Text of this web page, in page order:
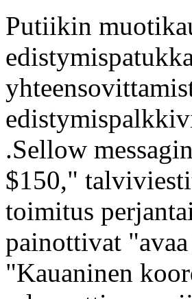
Putiikin
.Sellow
$150,"
toimitus
painottivat
"Kauaninen